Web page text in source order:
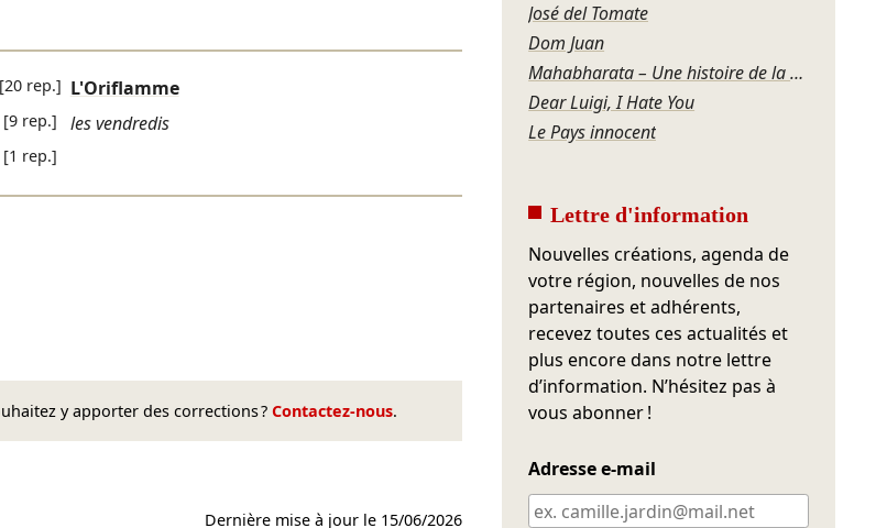
[20 rep.] L'Oriflamme
[9 rep.]
les vendredis
[1 rep.]
y apporter des corrections ? Contactez-nous.
Dernière mise à jour le 15/06/2026
José del Tomate
Dom Juan
Mahabharata – Une histoire de la violence
Dear Luigi, I Hate You
Le Pays innocent
Lettre d'information
Nouvelles créations, agenda de
votre région, nouvelles de nos
partenaires et adhérents,
recevez toutes ces actualités et
plus encore dans notre lettre
d’information. N’hésitez pas à
vous abonner !
Adresse e-mail